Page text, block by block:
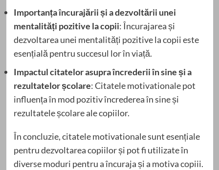
Importanța încurajării și a dezvoltării unei
mentalități pozitive la copii: Încurajarea și
dezvoltarea unei mentalități pozitive la copii este
esențială pentru succesul lor în viață.
Impactul citatelor asupra încrederii în sine și a
rezultatelor școlare: Citatele motivationale pot
influența în mod pozitiv încrederea în sine și
rezultatele școlare ale copiilor.
În concluzie, citatele motivationale sunt esențiale
pentru dezvoltarea copiilor și pot fi utilizate în
diverse moduri pentru a încuraja și a motiva copiii.